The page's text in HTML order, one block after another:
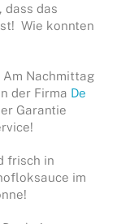
dass das
Wie konnten
Am Nachmittag
der Firma De
Garantie
frisch in
im